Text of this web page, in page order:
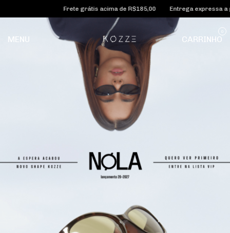
Frete grátis acima de R$185,00 Entrega expressa a partir
MENU CARRINHO
0